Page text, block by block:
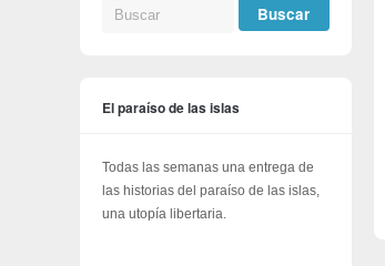
El paraíso de las islas
Todas las semanas una entrega de
las historias del paraíso de las islas,
una utopía libertaria.